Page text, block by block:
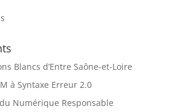
Blancs d’Entre Saône-et-Loire
à Syntaxe Erreur 2.0
Numérique Responsable